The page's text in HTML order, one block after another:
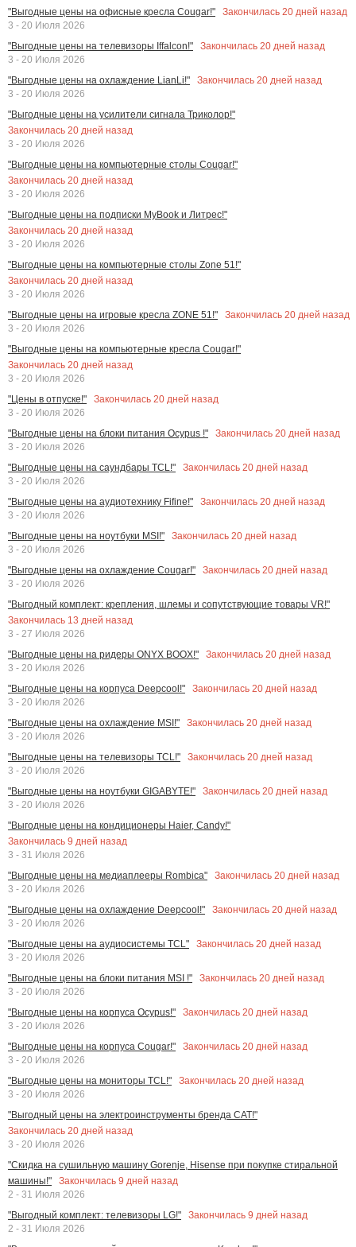
"Выгодные цены на офисные кресла Cougar!" Закончилась 20 дней назад
3 - 20 Июля 2026
"Выгодные цены на телевизоры Iffalcon!"
Закончилась 20 дней назад
3 - 20 Июля 2026
"Выгодные цены на охлаждение LianLi!"
Закончилась 20 дней назад
3 - 20 Июля 2026
"Выгодные цены на усилители сигнала Триколор!"
Закончилась 20 дней назад
3 - 20 Июля 2026
"Выгодные цены на компьютерные столы Cougar!"
Закончилась 20 дней назад
3 - 20 Июля 2026
"Выгодные цены на подписки MyBook и Литрес!"
Закончилась 20 дней назад
3 - 20 Июля 2026
"Выгодные цены на компьютерные столы Zone 51!"
Закончилась 20 дней назад
3 - 20 Июля 2026
"Выгодные цены на игровые кресла ZONE 51!"
Закончилась 20 дней назад
3 - 20 Июля 2026
"Выгодные цены на компьютерные кресла Cougar!"
Закончилась 20 дней назад
3 - 20 Июля 2026
"Цены в отпуске!"
Закончилась 20 дней назад
3 - 20 Июля 2026
"Выгодные цены на блоки питания Ocypus !"
Закончилась 20 дней назад
3 - 20 Июля 2026
"Выгодные цены на саундбары TCL!"
Закончилась 20 дней назад
3 - 20 Июля 2026
"Выгодные цены на аудиотехнику Fifine!"
Закончилась 20 дней назад
3 - 20 Июля 2026
"Выгодные цены на ноутбуки MSI!"
Закончилась 20 дней назад
3 - 20 Июля 2026
"Выгодные цены на охлаждение Cougar!"
Закончилась 20 дней назад
3 - 20 Июля 2026
"Выгодный комплект: крепления, шлемы и сопутствующие товары VR!"
Закончилась 13 дней назад
3 - 27 Июля 2026
"Выгодные цены на ридеры ONYX BOOX!"
Закончилась 20 дней назад
3 - 20 Июля 2026
"Выгодные цены на корпуса Deepcool!"
Закончилась 20 дней назад
3 - 20 Июля 2026
"Выгодные цены на охлаждение MSI!"
Закончилась 20 дней назад
3 - 20 Июля 2026
"Выгодные цены на телевизоры TCL!"
Закончилась 20 дней назад
3 - 20 Июля 2026
"Выгодные цены на ноутбуки GIGABYTE!"
Закончилась 20 дней назад
3 - 20 Июля 2026
"Выгодные цены на кондиционеры Haier, Candy!"
Закончилась 9 дней назад
3 - 31 Июля 2026
"Выгодные цены на медиаплееры Rombica"
Закончилась 20 дней назад
3 - 20 Июля 2026
"Выгодные цены на охлаждение Deepcool!"
Закончилась 20 дней назад
3 - 20 Июля 2026
"Выгодные цены на аудиосистемы TCL"
Закончилась 20 дней назад
3 - 20 Июля 2026
"Выгодные цены на блоки питания MSI !"
Закончилась 20 дней назад
3 - 20 Июля 2026
"Выгодные цены на корпуса Ocypus!"
Закончилась 20 дней назад
3 - 20 Июля 2026
"Выгодные цены на корпуса Cougar!"
Закончилась 20 дней назад
3 - 20 Июля 2026
"Выгодные цены на мониторы TCL!"
Закончилась 20 дней назад
3 - 20 Июля 2026
"Выгодный цены на электроинструменты бренда CAT!"
Закончилась 20 дней назад
3 - 20 Июля 2026
"Скидка на сушильную машину Gorenje, Hisense при покупке стиральной
машины!"
Закончилась 9 дней назад
2 - 31 Июля 2026
"Выгодный комплект: телевизоры LG!"
Закончилась 9 дней назад
2 - 31 Июля 2026